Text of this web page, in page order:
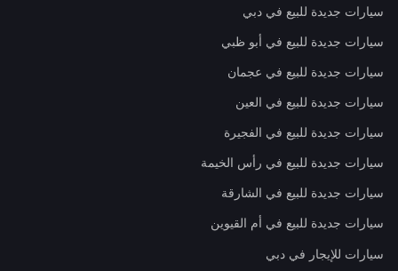
سيارات جديدة للبيع في دبي
سيارات جديدة للبيع في أبو ظبي
سيارات جديدة للبيع في عجمان
سيارات جديدة للبيع في العين
سيارات جديدة للبيع في الفجيرة
سيارات جديدة للبيع في رأس الخيمة
سيارات جديدة للبيع في الشارقة
سيارات جديدة للبيع في أم القيوين
سيارات للإيجار في دبي